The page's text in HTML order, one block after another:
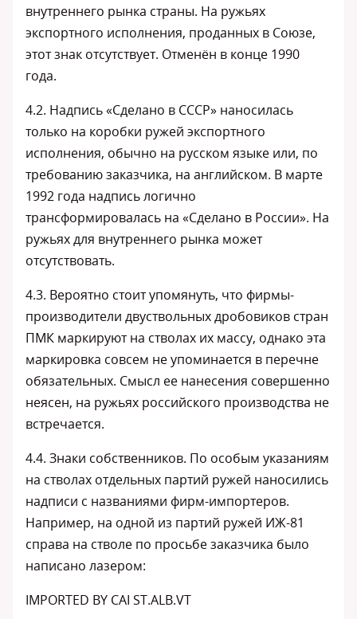
внутреннего рынка страны. На ружьях
экспортного исполнения, проданных в Союзе,
этот знак отсутствует. Отменён в конце 1990
года.
4.2. Надпись «Сделано в СССР» наносилась
только на коробки ружей экспортного
исполнения, обычно на русском языке или, по
требованию заказчика, на английском. В марте
1992 года надпись логично
трансформировалась на «Сделано в России». На
ружьях для внутреннего рынка может
отсутствовать.
4.3. Вероятно стоит упомянуть, что фирмы-
производители двуствольных дробовиков стран
ПМК маркируют на стволах их массу, однако эта
маркировка совсем не упоминается в перечне
обязательных. Смысл ее нанесения совершенно
неясен, на ружьях российского производства не
встречается.
4.4. Знаки собственников. По особым указаниям
на стволах отдельных партий ружей наносились
надписи с названиями фирм-импортеров.
Например, на одной из партий ружей ИЖ-81
справа на стволе по просьбе заказчика было
написано лазером:
IMPORTED BY CAI ST.ALB.VT